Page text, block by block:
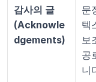
감사의 글
(Acknowle
dgements)
문
텍
보
공
니